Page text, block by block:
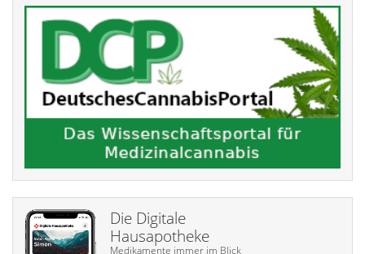
Die Digitale
Hausapotheke
Medikamente immer im Blick